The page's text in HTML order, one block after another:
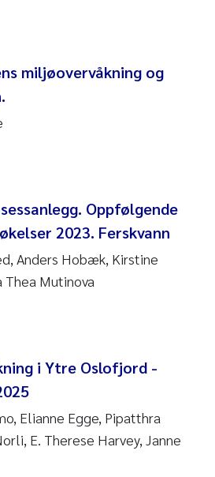
Johnsen
Pardo
miljøovervåkning og
Oppfølgende
2023. Ferskvann
Anders Hobæk, Kirstine
Thea Mutinova
i Ytre Oslofjord -
Elianne Egge, Pipatthra
E. Therese Harvey, Janne